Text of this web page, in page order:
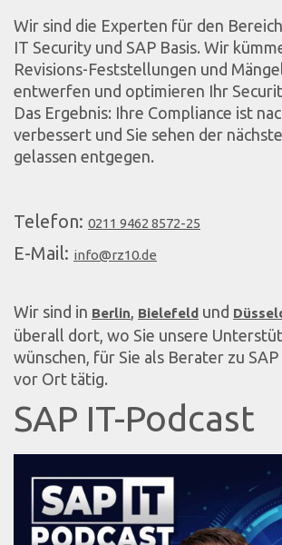
Wir sind die Experten für den Bereich
IT Security und SAP Basis. Wir
Revisions-Feststellungen und
entwerfen und optimieren Ihr
Das Ergebnis: Ihre Compliance ist
verbessert und Sie sehen der
gelassen entgegen.
Telefon: 0211 9462 8572-25
E-Mail: info@rz10.de
Wir sind in Berlin, Bielefeld und
überall dort, wo Sie unsere
wünschen, für Sie als Berater zu
vor Ort tätig.
SAP IT-Podcast